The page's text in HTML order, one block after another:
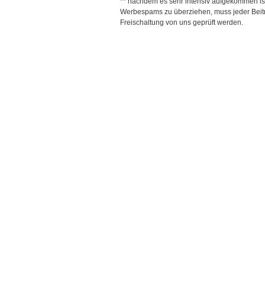
Werbespams zu überziehen, muss jeder
Freischaltung von uns geprüft werden.